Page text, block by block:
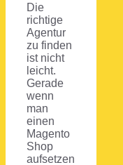
Die
richtige
Agentur
zu finden
ist nicht
leicht.
Gerade
wenn
man
einen
Magento
Shop
aufsetzen